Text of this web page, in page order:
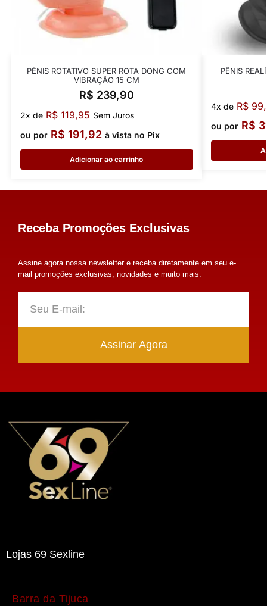
PÊNIS ROTATIVO SUPER ROTA DONG COM
VIBRAÇÃO 15 CM
R$ 239,90
2x de R$119,95 Sem Juros
ou por R$ 191,92 à vista no Pix
Adicionar ao carrinho
PÊNIS
4x de R$
ou por R$
Receba Promoções Exclusivas
Assine agora nossa newsletter e receba diretamente em seu e-
mail promoções exclusivas, novidades e muito mais.
Assinar Agora
Lojas 69 Sexline
Barra da Tijuca